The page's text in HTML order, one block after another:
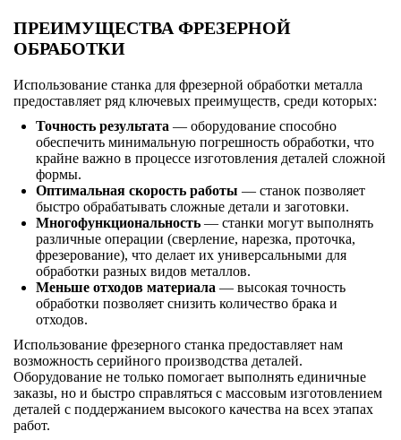
ПРЕИМУЩЕСТВА ФРЕЗЕРНОЙ
ОБРАБОТКИ
Использование станка для фрезерной обработки металла
предоставляет ряд ключевых преимуществ, среди которых:
Точность результата — оборудование способно
обеспечить минимальную погрешность обработки, что
крайне важно в процессе изготовления деталей сложной
формы.
Оптимальная скорость работы — станок позволяет
быстро обрабатывать сложные детали и заготовки.
Многофункциональность — станки могут выполнять
различные операции (сверление, нарезка, проточка,
фрезерование), что делает их универсальными для
обработки разных видов металлов.
Меньше отходов материала — высокая точность
обработки позволяет снизить количество брака и
отходов.
Использование фрезерного станка предоставляет нам
возможность серийного производства деталей.
Оборудование не только помогает выполнять единичные
заказы, но и быстро справляться с массовым изготовлением
деталей с поддержанием высокого качества на всех этапах
работ.